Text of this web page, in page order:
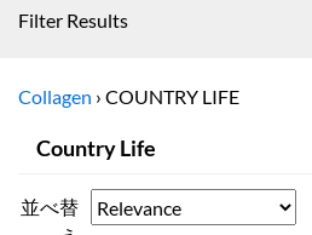
Filter Results
Collagen › COUNTRY LIFE
Country Life
並べ替